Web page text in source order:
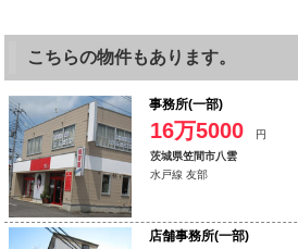
こちらの物件もあります。
事務所(一部)
16万5000
円
茨城県笠間市八雲
水戸線 友部
店舗事務所(一部)